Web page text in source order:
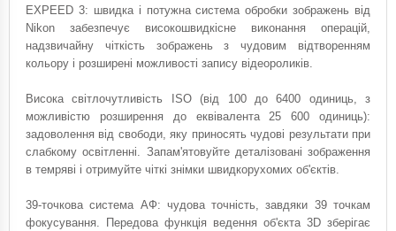
EXPEED 3: швидка і потужна система обробки зображень від
Nikon забезпечує високошвидкісне виконання операцій,
надзвичайну чіткість зображень з чудовим відтворенням
кольору і розширені можливості запису відеороликів.
Висока світлочутливість ISO (від 100 до 6400 одиниць, з
можливістю розширення до еквівалента 25 600 одиниць):
задоволення від свободи, яку приносять чудові результати при
слабкому освітленні. Запам'ятовуйте деталізовані зображення
в темряві і отримуйте чіткі знімки швидкорухомих об'єктів.
39-точкова система АФ: чудова точність, завдяки 39 точкам
фокусування. Передова функція ведення об'єкта 3D зберігає